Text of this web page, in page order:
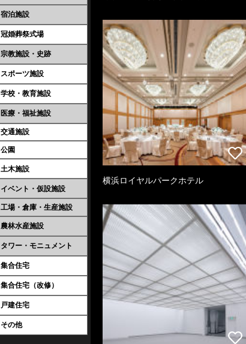
宿泊施設
冠婚葬祭式場
宗教施設・史跡
スポーツ施設
学校・教育施設
医療・福祉施設
交通施設
公園
土木施設
イベント・仮設施設
工場・倉庫・生産施設
農林水産施設
タワー・モニュメント
集合住宅
集合住宅（改修）
戸建住宅
その他
横浜ロイヤルパークホテル